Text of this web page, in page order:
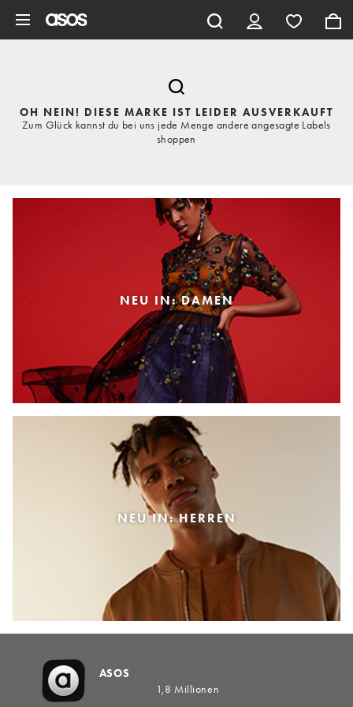
OH NEIN! DIESE MARKE IST LEIDER AUSVERKAUFT
Zum Glück kannst du bei uns jede Menge andere angesagte Labels
shoppen
NEU IN: DAMEN
NEU IN: HERREN
ASOS
1,8 Millionen